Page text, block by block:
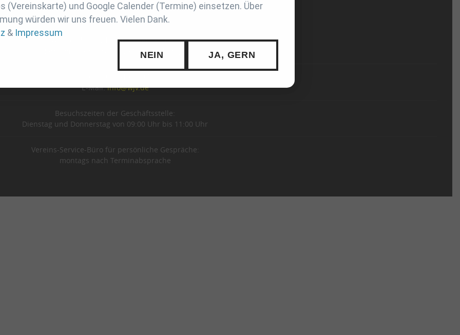
Württembergischer Judo-Verband e.V.
Hermann-Hess-Straße 8, 71332 Waiblingen
E-Mail:info@wjv.de
Besuchszeiten der Geschäftsstelle:
Dienstag und Donnerstag von 09:00 Uhr bis 11:00 Uhr
Vereins-Service-Büro für persönliche Gespräche:
montags nach Terminabsprache
(Vereinskarte) und Google Calender (Termine) einsetzen. Über
würden wir uns freuen. Vielen Dank.
& Impressum
NEIN JA, GERN